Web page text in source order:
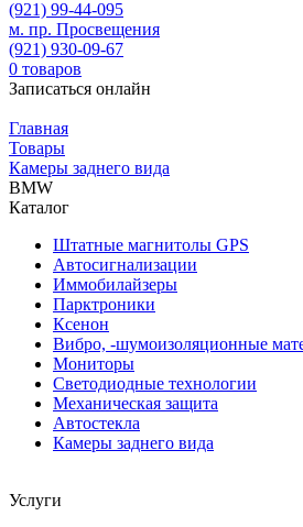
(921) 99-44-095
м. пр. Просвещения
(921) 930-09-67
0 товаров
Записаться онлайн
Главная
Товары
Камеры заднего вида
BMW
Каталог
Штатные магнитолы GPS
Автосигнализации
Иммобилайзеры
Парктроники
Ксенон
Вибро, -шумоизоляционные
Мониторы
Светодиодные технологии
Механическая защита
Автостекла
Камеры заднего вида
Услуги